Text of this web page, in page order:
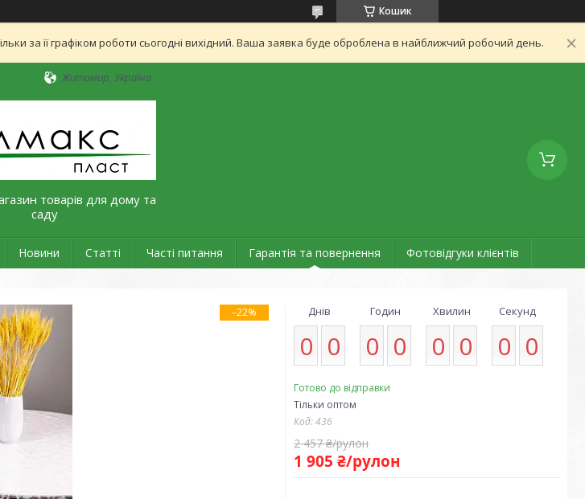
Кошик
за її графіком роботи сьогодні вихідний. Ваша заявка буде оброблена в найближчий робочий день.
Житомир, Україна
товарів для дому та
саду
Новини Статті Часті питання Гарантія та повернення Фотовідгуки клієнтів
–22% Днів
0 0
Годин
0 0
Хвилин
0 0
Секунд
0 0
Готово до відправки
Тільки оптом
Код:436
2 457 ₴/рулон
1 905 ₴/рулон